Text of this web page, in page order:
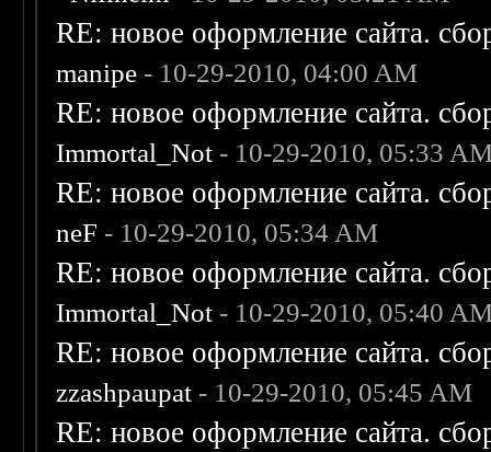
RE: новое оформление сайта.
manipe - 10-29-2010, 04:00 AM
RE: новое оформление сайта.
Immortal_Not - 10-29-2010, 05:33
RE: новое оформление сайта.
neF - 10-29-2010, 05:34 AM
RE: новое оформление сайта.
Immortal_Not - 10-29-2010, 05:40
RE: новое оформление сайта.
zzashpaupat - 10-29-2010, 05:45 AM
RE: новое оформление сайта.